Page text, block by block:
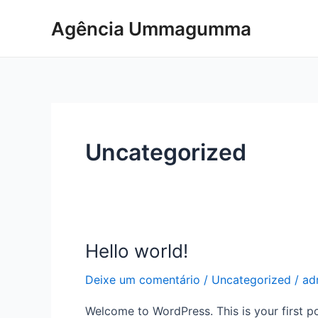
Agência Ummagumma
Uncategorized
Hello world!
Deixe um comentário / Uncategorized /
Welcome to WordPress. This is your first
Hello